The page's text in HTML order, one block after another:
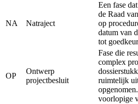
NA Natraject
Een fase
de Raad
op
datum van
tot
OP
Ontwerp
projectbesluit
Fase die
complex
ruimtelijk
voorlopige